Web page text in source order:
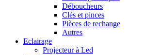
Déboucheurs
Clés et pinces
Pièces de rechange
Autres
Eclairage
Projecteur à Led